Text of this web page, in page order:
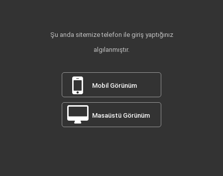
Şu anda sitemize telefon ile giriş yaptığınız
algılanmıştır.
Mobil Görünüm
Masaüstü Görünüm